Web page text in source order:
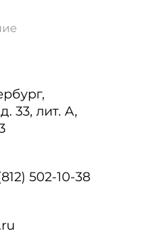
,
33, лит. А,
502-10-38